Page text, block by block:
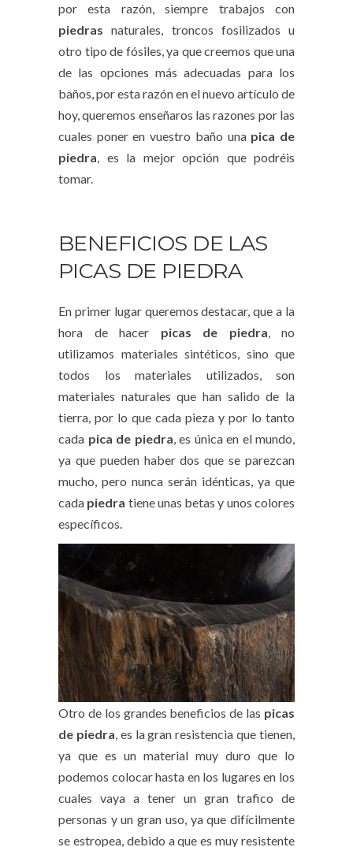
por esta razón, siempre trabajos con
piedras naturales, troncos fosilizados u
otro tipo de fósiles, ya que creemos que una
de las opciones más adecuadas para los
baños, por esta razón en el nuevo artículo de
hoy, queremos enseñaros las razones por las
cuales poner en vuestro baño una pica de
piedra, es la mejor opción que podréis
tomar.
BENEFICIOS DE LAS
PICAS DE PIEDRA
En primer lugar queremos destacar, que a la
hora de hacer picas de piedra, no
utilizamos materiales sintéticos, sino que
todos los materiales utilizados, son
materiales naturales que han salido de la
tierra, por lo que cada pieza y por lo tanto
cada pica de piedra, es única en el mundo,
ya que pueden haber dos que se parezcan
mucho, pero nunca serán idénticas, ya que
cada piedra tiene unas betas y unos colores
específicos.
Otro de los grandes beneficios de las picas
de piedra , es la gran resistencia que tienen,
ya que es un material muy duro que lo
podemos colocar hasta en los lugares en los
cuales vaya a tener un gran trafico de
personas y un gran uso, ya que difícilmente
se estropea, debido a que es muy resistente